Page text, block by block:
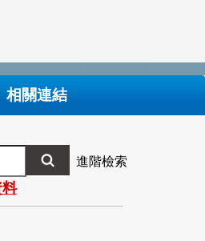
相關連結
進階檢索